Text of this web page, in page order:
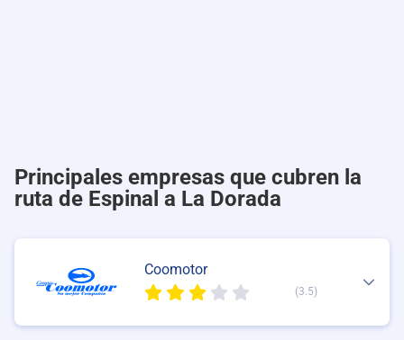
Principales empresas que cubren la
ruta de Espinal a La Dorada
Coomotor
(3.5)